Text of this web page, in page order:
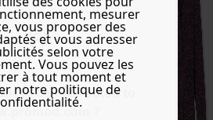
to be redirected to
?
mesurer
vous proposer des
et vous adresser
selon votre
Vous pouvez les
à tout moment et
notre politique de